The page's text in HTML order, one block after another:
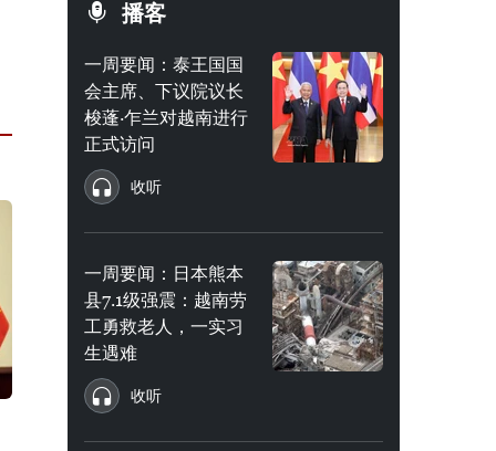
播客
一周要闻：泰王国国
会主席、下议院议长
梭蓬·乍兰对越南进行
正式访问
收听
一周要闻：日本熊本
县7.1级强震：越南劳
工勇救老人，一实习
生遇难
收听